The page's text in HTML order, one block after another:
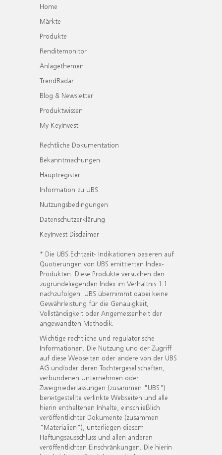
Home
Märkte
Produkte
Renditemonitor
Anlagethemen
TrendRadar
Blog & Newsletter
Produktwissen
My KeyInvest
Rechtliche Dokumentation
Bekanntmachungen
Hauptregister
Information zu UBS
Nutzungsbedingungen
Datenschutzerklärung
KeyInvest Disclaimer
* Die UBS Echtzeit- Indikationen basieren auf
Quotierungen von UBS emittierten Index-
Produkten. Diese Produkte versuchen den
zugrundeliegenden Index im Verhältnis 1:1
nachzufolgen. UBS übernimmt dabei keine
Gewährleistung für die Genauigkeit,
Vollständigkeit oder Angemessenheit der
angewandten Methodik.
Wichtige rechtliche und regulatorische
Informationen. Die Nutzung und der Zugriff
auf diese Webseiten oder andere von der UBS
AG und/oder deren Tochtergesellschaften,
verbundenen Unternehmen oder
Zweigniederlassungen (zusammen "UBS")
bereitgestellte verlinkte Webseiten und alle
hierin enthaltenen Inhalte, einschließlich
veröffentlichter Dokumente (zusammen
"Materialien"), unterliegen diesem
Haftungsausschluss und allen anderen
veröffentlichten Einschränkungen. Die hierin